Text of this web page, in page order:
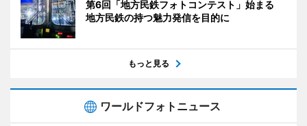
第6回「地方民鉄フォトコンテスト」始まる
地方民鉄の持つ魅力発信を目的に
もっと見る
ワールドフォトニュース